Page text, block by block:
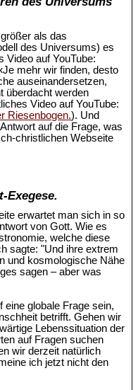
als das
des Universums) es
Video auf YouTube:
mehr wir finden, desto
auseinandersetzen,
überdacht werden
Video auf YouTube:
Riesenbogen.). Und
auf die Frage, was
christlichen Webseite
Exegese.
erwartet man sich in so
von Gott. Wie es
welche diese
sagte: "Und ihre extrem
und kosmologische Nähe
sagen – aber was
eine globale Frage sein,
betrifft. Gehen wir
Lebenssituation der
auf Fragen suchen
wir derzeit natürlich
ich jetzt nicht den